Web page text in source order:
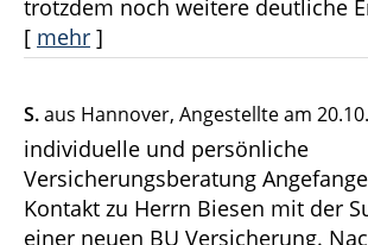
trotzdem noch weitere deutliche
[ mehr ]
S.aus Hannover, Angestellteam
individuelle und persönliche
Versicherungsberatung
Kontakt zu Herrn Biesen mit der
einer neuen BU Versicherung.